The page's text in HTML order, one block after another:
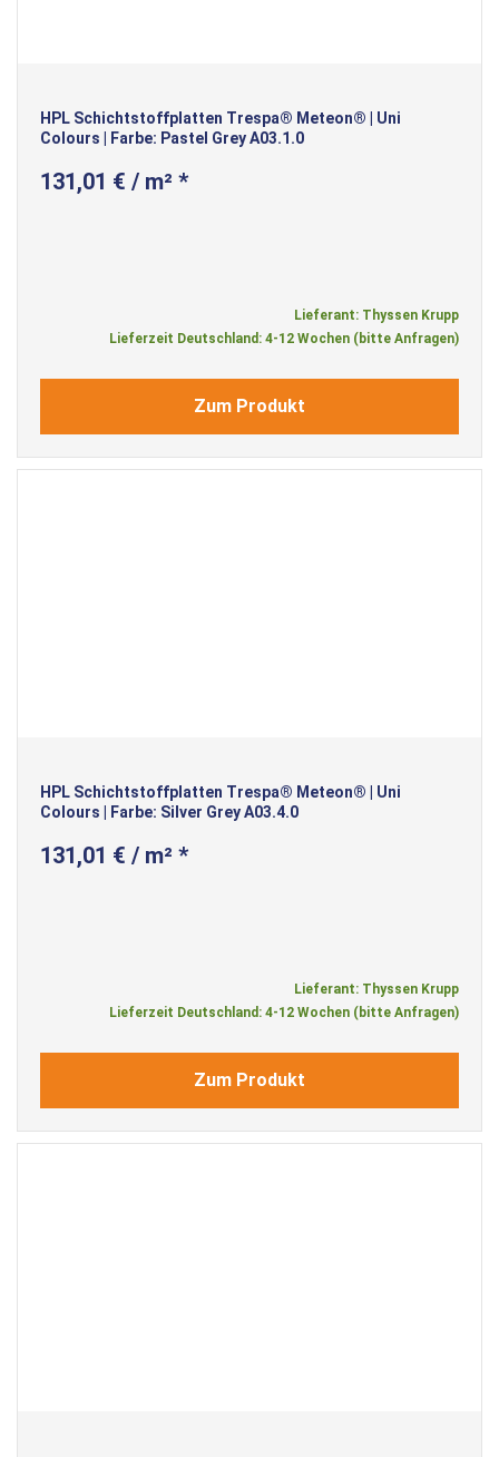
HPL Schichtstoffplatten Trespa® Meteon® | Uni
Colours | Farbe: Pastel Grey A03.1.0
131,01 € / m² *
Lieferant: Thyssen Krupp
Lieferzeit Deutschland: 4-12 Wochen (bitte Anfragen)
Zum Produkt
HPL Schichtstoffplatten Trespa® Meteon® | Uni
Colours | Farbe: Silver Grey A03.4.0
131,01 € / m² *
Lieferant: Thyssen Krupp
Lieferzeit Deutschland: 4-12 Wochen (bitte Anfragen)
Zum Produkt